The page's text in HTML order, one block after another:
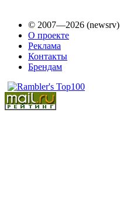
© 2007—2026 (newsrv)
О проекте
Реклама
Контакты
Брендам